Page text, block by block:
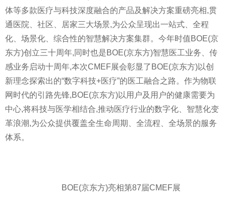
体等多款医疗与科技深度融合的产品及解决方案重磅亮相,贯
通医院、社区、居家三大场景,为公众呈现出一站式、全程
化、场景化、综合性的智慧解决方案集群。今年时值BOE(京
东方)创立三十周年,同时也是BOE(京东方)智慧医工业务、传
感业务启动十周年,本次CMEF展会彰显了BOE(京东方)以创
新理念探索出的“数字科技+医疗”的医工融合之路。作为物联
网时代的引路先锋,BOE(京东方)以用户及用户的健康需要为
中心,将科技与医学相结合,推动医疗行业的数字化、智慧化变
革浪潮,为公众提供覆盖全生命周期、全流程、全场景的服务
体系。
BOE(京东方)亮相第87届CMEF展